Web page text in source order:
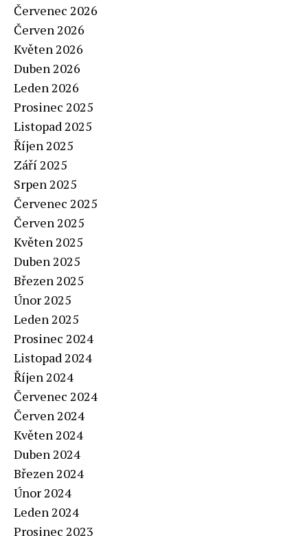
Červenec 2026
Červen 2026
Květen 2026
Duben 2026
Leden 2026
Prosinec 2025
Listopad 2025
Říjen 2025
Září 2025
Srpen 2025
Červenec 2025
Červen 2025
Květen 2025
Duben 2025
Březen 2025
Únor 2025
Leden 2025
Prosinec 2024
Listopad 2024
Říjen 2024
Červenec 2024
Červen 2024
Květen 2024
Duben 2024
Březen 2024
Únor 2024
Leden 2024
Prosinec 2023